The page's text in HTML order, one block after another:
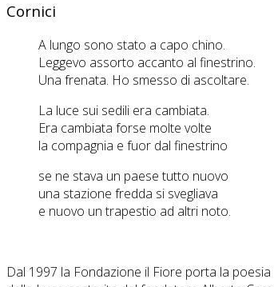
Cornici
A lungo sono stato a capo chino.
Leggevo assorto accanto al finestrino.
Una frenata. Ho smesso di ascoltare.
La luce sui sedili era cambiata.
Era cambiata forse molte volte
la compagnia e fuor dal finestrino
se ne stava un paese tutto nuovo
una stazione fredda si svegliava
e nuovo un trapestio ad altri noto.
Dal 1997 la Fondazione il Fiore porta la